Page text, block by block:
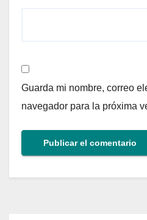
Guarda mi nombre, correo
navegador para la próxima